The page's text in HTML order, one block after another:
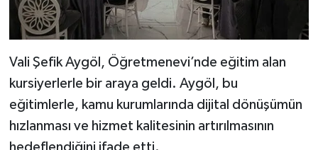
Vali Şefik Aygöl, Öğretmenevi’nde eğitim alan
kursiyerlerle bir araya geldi. Aygöl, bu
eğitimlerle, kamu kurumlarında dijital dönüşümün
hızlanması ve hizmet kalitesinin artırılmasının
hedeflendiğini ifade etti.